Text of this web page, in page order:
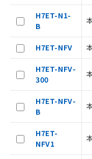
H7ET-N1-
B
H7ET-NFV
H7ET-NFV-
300
H7ET-NFV-
B
H7ET-
NFV1
い
認く
受
オムロン
点は「
在庫状況
事前の承
示しない
マイパー
メンバー
あります
および